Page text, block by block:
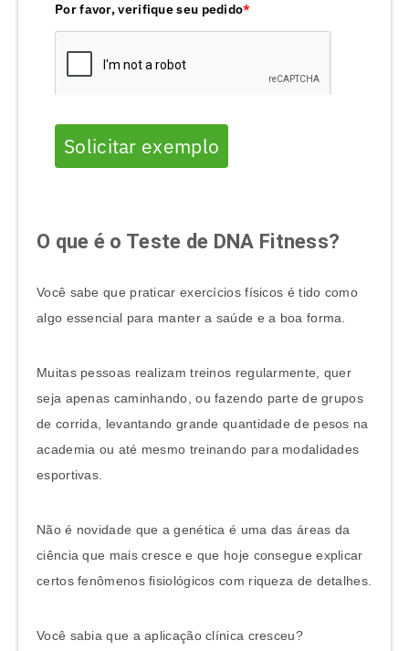
Por favor, verifique seu pedido*
Solicitar exemplo
O que é o Teste de DNA Fitness?
Você sabe que praticar exercícios físicos é tido como
algo essencial para manter a saúde e a boa forma.
Muitas pessoas realizam treinos regularmente, quer
seja apenas caminhando, ou fazendo parte de grupos
de corrida, levantando grande quantidade de pesos na
academia ou até mesmo treinando para modalidades
esportivas.
Não é novidade que a genética é uma das áreas da
ciência que mais cresce e que hoje consegue explicar
certos fenômenos fisiológicos com riqueza de detalhes.
Você sabia que a aplicação clínica cresceu?